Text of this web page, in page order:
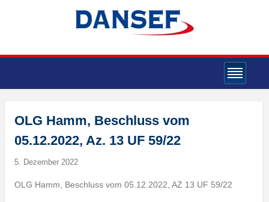
OLG Hamm, Beschluss vom
05.12.2022, Az. 13 UF 59/22
5. Dezember 2022
OLG Hamm, Beschluss vom 05.12.2022, AZ 13 UF 59/22